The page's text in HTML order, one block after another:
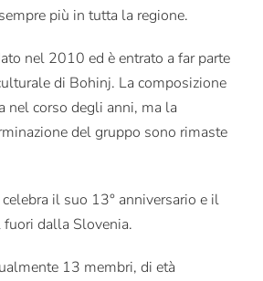
più in tutta la regione.
nel 2010 ed è entrato a far parte
di Bohinj. La composizione
nel corso degli anni, ma la
del gruppo sono rimaste
il suo 13° anniversario e il
dalla Slovenia.
13 membri, di età